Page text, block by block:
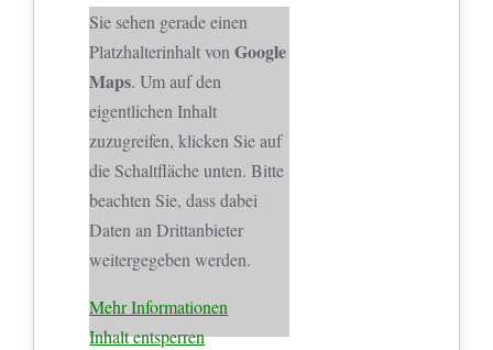
Sie sehen gerade einen
Platzhalterinhalt vonGoogle
Maps. Um auf den
eigentlichen Inhalt
zuzugreifen, klicken Sie auf
die Schaltfläche unten. Bitte
beachten Sie, dass dabei
Daten an Drittanbieter
weitergegeben werden.
Mehr Informationen
Inhalt entsperren